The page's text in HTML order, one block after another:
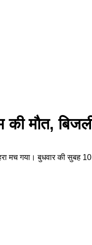
मौत,
मच गया। बुधवार की